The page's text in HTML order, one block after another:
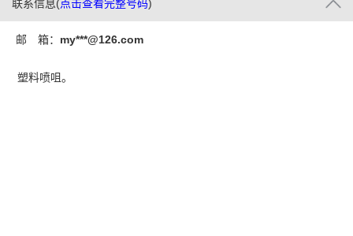
联系信息(点击查看完整号码)
邮 箱： my***@126.com
塑料喷咀。